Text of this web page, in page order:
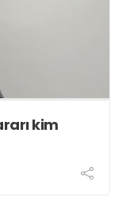
kim